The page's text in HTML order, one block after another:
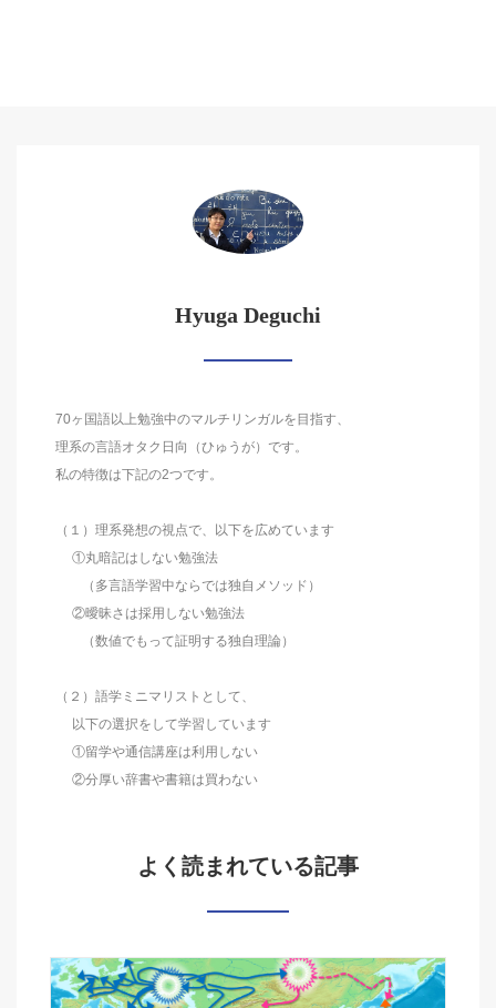
Hyuga Deguchi
70ヶ国語以上勉強中のマルチリンガルを目指す、
理系の言語オタク日向（ひゅうが）です。
私の特徴は下記の2つです。
（１）理系発想の視点で、以下を広めています
①丸暗記はしない勉強法
（多言語学習中ならでは独自メソッド）
②曖昧さは採用しない勉強法
（数値でもって証明する独自理論）
（２）語学ミニマリストとして、
以下の選択をして学習しています
①留学や通信講座は利用しない
②分厚い辞書や書籍は買わない
よく読まれている記事